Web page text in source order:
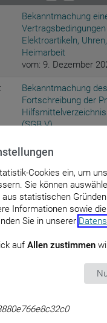
Bekanntmachung
Elektroartikeln,
Heimarbeit
vom: 9. Dezember
Bekanntmachung
Fortschreibung der
(SGB V)
Bekanntmachung
Bundesausschusses
Anlage XII –
über die
§ 35a des Fünften
(neues
XII – Änderung der
Fünften Buches
Anwendungsgebiet:
Cookies ein, um
Sie können
aus statistischen
Informationen sowie
Sie in unserer
auf Allen zustimmen